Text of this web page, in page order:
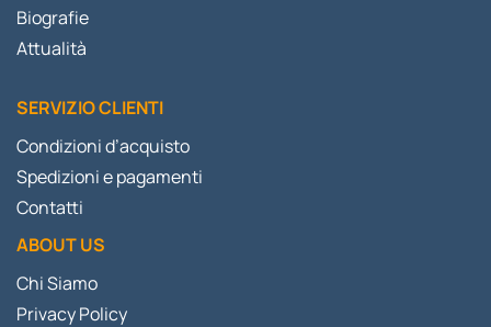
Biografie
Attualità
SERVIZIO CLIENTI
Condizioni d’acquisto
Spedizioni e pagamenti
Contatti
ABOUT US
Chi Siamo
Privacy Policy